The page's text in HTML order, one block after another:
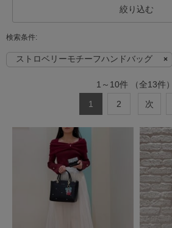
絞り込む
ストロベリーモチーフハンドバッグ
1 ～ 10件 （全13件）
1
2 次